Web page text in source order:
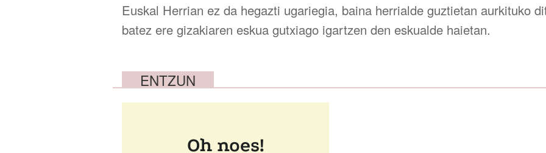
Euskal Herrian ez da hegazti ugariegia, baina herrialde guztietan aurkituko
batez ere gizakiaren eskua gutxiago igartzen den eskualde haietan.
ENTZUN